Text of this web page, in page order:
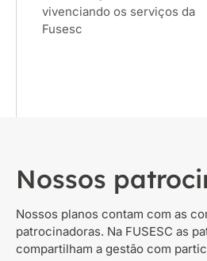
vivenciando os serviços da
Fusesc
Nossos
Nossos planos contam com as
patrocinadoras. Na FUSESC as
compartilham a gestão com